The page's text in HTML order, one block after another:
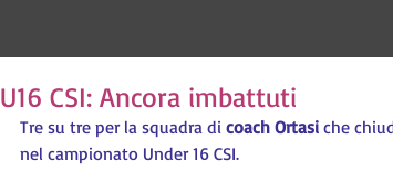
U16 CSI: Ancora imbattuti
Tre su tre per la squadra di coach Ortasi che
nel campionato Under 16 CSI.